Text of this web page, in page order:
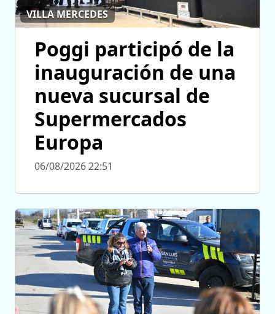
VILLA MERCEDES
Poggi participó de la
inauguración de una
nueva sucursal de
Supermercados
Europa
06/08/2026 22:51